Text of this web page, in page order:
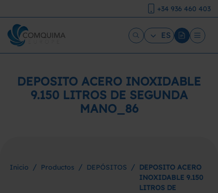
+34 936 460 403
ES
DEPOSITO ACERO INOXIDABLE
9.150 LITROS DE SEGUNDA
MANO_86
Inicio / Productos / DEPÓSITOS / DEPOSITO ACERO
INOXIDABLE 9.150
LITROS DE